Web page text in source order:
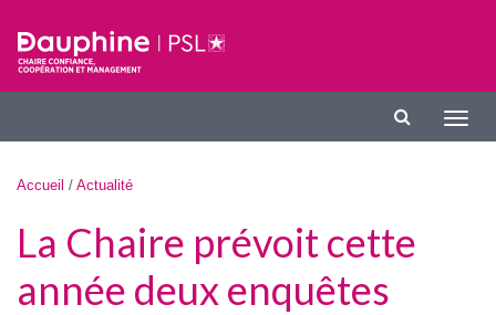
Vous êtes ici
Accueil / Actualité
La Chaire prévoit cette
année deux enquêtes